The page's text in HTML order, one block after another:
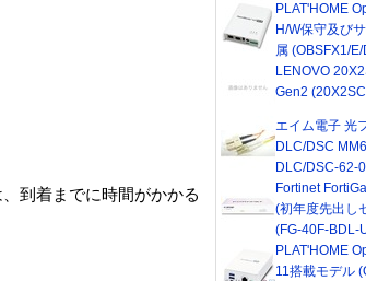
到着までに時間がかかる
PLAT'HOME
H/W保守及び
属 (OBSFX1/
LENOVO
Gen2
エイム電子 光
DLC/DSC
DLC/DSC-62-
Fortinet
(初年度先出し
(FG-40F-BDL-
PLAT'HOME
11搭載モデル